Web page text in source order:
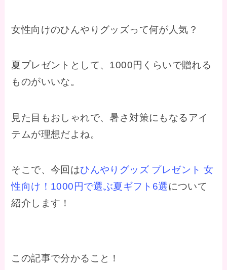
女性向けのひんやりグッズって何が人気？
夏プレゼントとして、1000円くらいで贈れる
ものがいいな。
見た目もおしゃれで、暑さ対策にもなるアイ
テムが理想だよね。
そこで、今回はひんやりグッズ プレゼント 女
性向け！1000円で選ぶ夏ギフト6選 について
紹介します！
この記事で分かること！